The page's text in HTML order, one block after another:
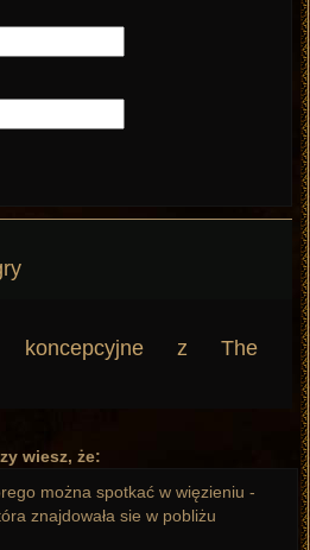
koncepcyjne z The
wiesz, że:
można spotkać w więzieniu -
znajdowała sie w pobliżu